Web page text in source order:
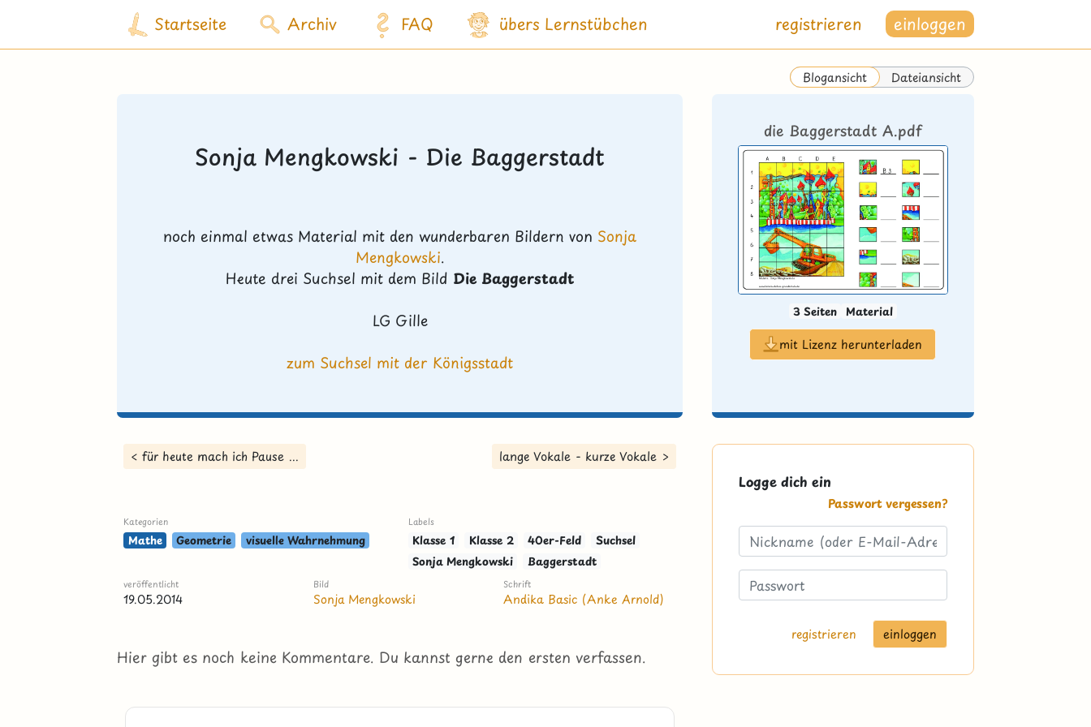
Startseite Archiv FAQ übers Lernstübchen registrieren einloggen
Blogansicht Dateiansicht
Sonja Mengkowski - Die Baggerstadt
noch einmal etwas Material mit den wunderbaren Bildern von Sonja
Mengkowski.
Heute drei Suchsel mit dem Bild Die Baggerstadt
LG Gille
zum Suchsel mit der Königsstadt
< für heute mach ich Pause ... lange Vokale - kurze Vokale >
Kategorien
Mathe Geometrie visuelle Wahrnehmung
Labels
Klasse 1 Klasse 2 40er-Feld
Suchsel
Sonja Mengkowski
Baggerstadt
veröffentlicht
19.05.2014
Bild
Sonja Mengkowski
Schrift
Andika Basic (Anke Arnold)
Hier gibt es noch keine Kommentare. Du kannst gerne den ersten verfassen.
die Baggerstadt A.pdf
3 Seiten Material
mit Lizenz herunterladen
Logge dich ein
Passwort vergessen?
registrieren